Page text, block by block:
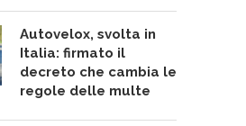
Autovelox, svolta in
Italia: firmato il
decreto che cambia le
regole delle multe